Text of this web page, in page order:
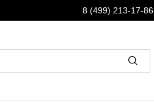
8 (499) 213-17-86